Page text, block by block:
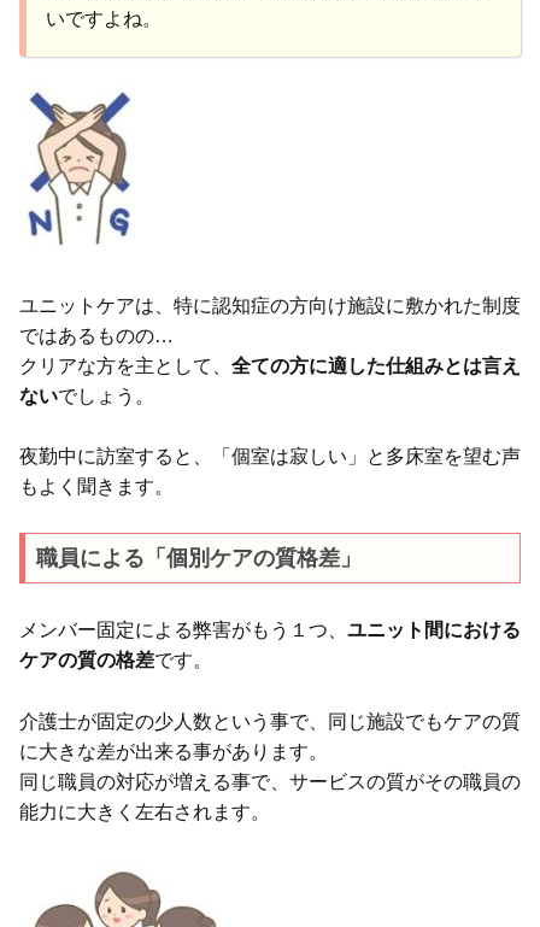
いですよね。
ユニットケアは、特に認知症の方向け施設に敷かれた制度
ではあるものの…
クリアな方を主として、 全ての方に適した仕組みとは言え
ないでしょう。
夜勤中に訪室すると、「個室は寂しい」と多床室を望む声
もよく聞きます。
職員による「個別ケアの質格差」
メンバー固定による弊害がもう１つ、 ユニット間における
ケアの質の格差です。
介護士が固定の少人数という事で、同じ施設でもケアの質
に大きな差が出来る事があります。
同じ職員の対応が増える事で、サービスの質がその職員の
能力に大きく左右されます。